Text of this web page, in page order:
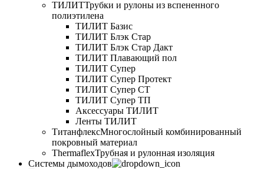
ТИЛИТТрубки и рулоны из вспененного
полиэтилена
ТИЛИТ Базис
ТИЛИТ Блэк Стар
ТИЛИТ Блэк Стар Дакт
ТИЛИТ Плавающий пол
ТИЛИТ Супер
ТИЛИТ Супер Протект
ТИЛИТ Супер СТ
ТИЛИТ Супер ТП
Аксессуары ТИЛИТ
Ленты ТИЛИТ
ТитанфлексМногослойный комбинированный
покровный материал
ThermaflexТрубная и рулонная изоляция
Cистемы дымоходов